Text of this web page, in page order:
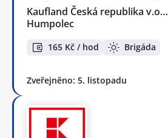
Kaufland Česká republika v.o…
Humpolec
165 Kč / hod Brigáda
Zveřejněno: 5. listopadu